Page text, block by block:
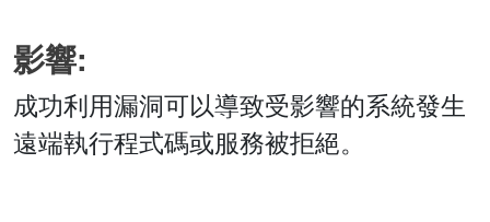
影響:
成功利用漏洞可以導致受影響的系統發生
遠端執行程式碼或服務被拒絕。